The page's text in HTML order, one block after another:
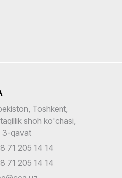
Toshkent,
shoh ko'chasi,
3-qavat
71 205 14 14
71 205 14 14